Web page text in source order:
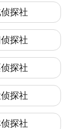
探社
探社
探社
探社
探社